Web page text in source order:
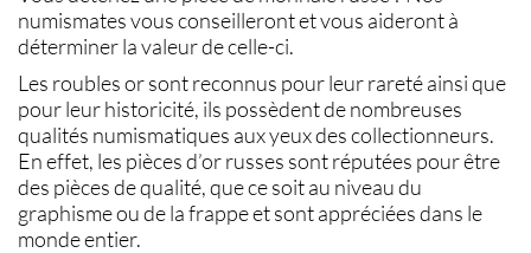
numismatesvous conseilleront et vous aideront à
déterminer la valeur de celle-ci.
Les roubles orsont reconnus pour leur rareté ainsi que
pour leur historicité, ils possèdent de nombreuses
qualités numismatiques aux yeux des collectionneurs.
En effet, les pièces d’or russes sont réputées pour être
des pièces de qualité, que ce soit au niveau du
graphisme ou de la frappe et sont appréciées dans le
monde entier.